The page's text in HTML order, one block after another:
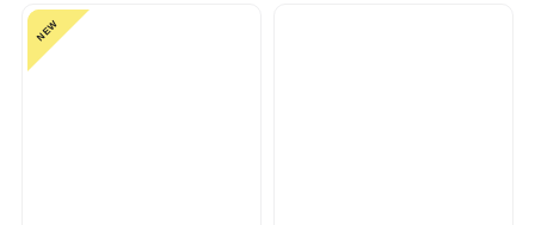
NEW